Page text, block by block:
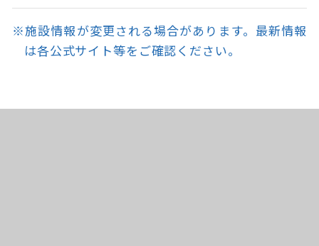
※施設情報が変更される場合があります。最新情報
は各公式サイト等をご確認ください。